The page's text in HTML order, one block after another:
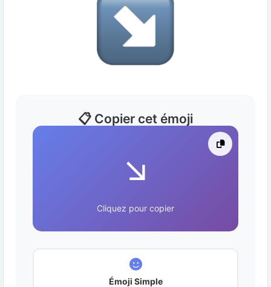
📋 Copier cet émoji
↘️
Cliquez pour copier
Émoji Simple